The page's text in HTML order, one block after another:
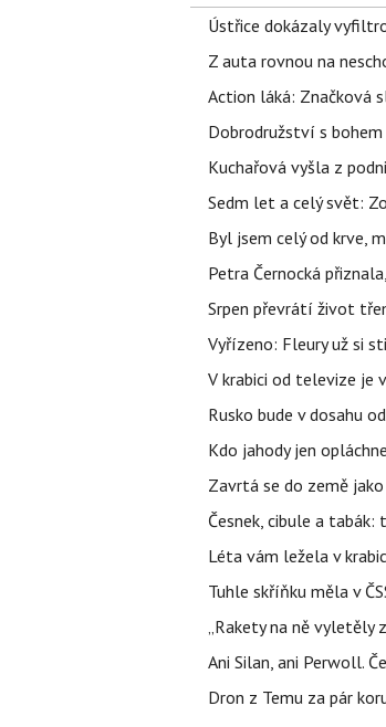
Ústřice dokázaly
Z auta rovnou na
Action láká: Značková
Dobrodružství s
Kuchařová vyšla z
Sedm let a celý svět:
Byl jsem celý od krve,
Petra Černocká
Srpen převrátí život
Vyřízeno: Fleury už si
V krabici od televize je
Rusko bude v dosahu
Kdo jahody jen
Zavrtá se do země
Česnek, cibule a
Léta vám ležela v
Tuhle skříňku měla v
„Rakety na ně vyletěly
Ani Silan, ani Perwoll.
Dron z Temu za pár